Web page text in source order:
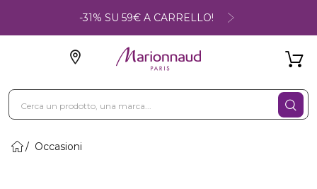
-31% SU 59€ A CARRELLO!
Occasioni